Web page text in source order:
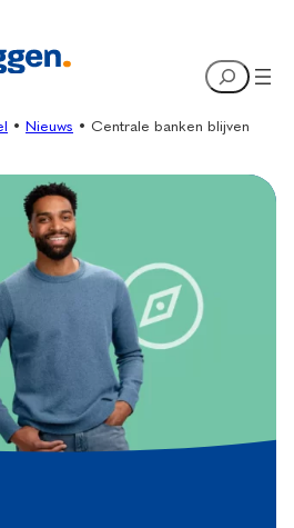
Search
• Nieuws • Centrale banken blijven